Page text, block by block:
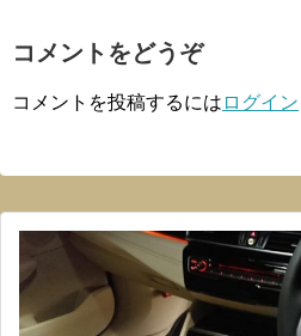
コメントをどうぞ
コメントを投稿するには ログイン